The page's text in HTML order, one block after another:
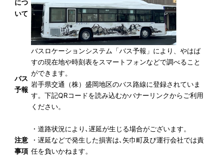
につ
いて
バス
予報
バスロケーションシステム「バス予報」により、やはば
すの現在地や時刻表をスマートフォンなどで調べること
ができます。
岩手県交通（株）盛岡地区のバス路線に登録されていま
す。下記QRコードを読み込むかバナーリンクからご利用
ください。
注意
事項
・道路状況により､遅延が生じる場合がございます。
・遅延などで発生した損害は､矢巾町及び運行会社では責
任を負いかねます。